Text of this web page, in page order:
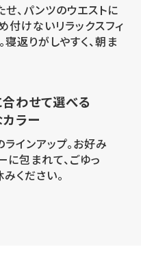
、パンツのウエストに
付けないリラックスフィ
返りがしやすく、朝ま
わせて選べる
ラー
インアップ。お好み
に包まれて、ごゆっ
みください。